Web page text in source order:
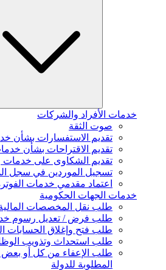
خدمات الأفراد والشركات
صوت الثقة
تقديم الاستفسارات بشأن
تقديم الاقتراحات بشأن
تقديم الشكاوى على خدمات
تسجيل الموردين في سجل
اعتماد مقدمي خدمات الفوترة
خدمات الجهات الحكومية
طلب نقل المخصصات المالية
طلب فرض / تعديل رسوم
طلب فتح وإغلاق الحسابات
طلب استحداث وتذويب
طلب الإعفاء من كل أو بعض
المطلوبة للدولة